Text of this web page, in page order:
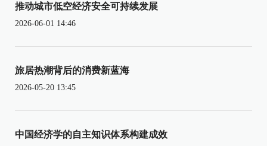
推动城市低空经济安全可持续发展
2026-06-01 14:46
旅居热潮背后的消费新蓝海
2026-05-20 13:45
中国经济学的自主知识体系构建成效